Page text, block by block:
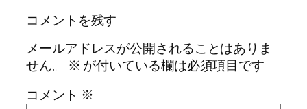
コメントを残す
メールアドレスが公開されることはありま
せん。
※ が付いている欄は必須項目です
コメント ※